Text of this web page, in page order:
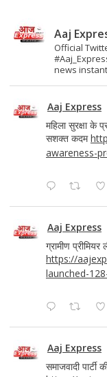
Aaj
Official
news
Aaj Express
महिला सुरक्षा के
सशक्त कदम
awareness-
Aaj Express
ग्रामीण
https://
launched-
Aaj Express
समाजवादी